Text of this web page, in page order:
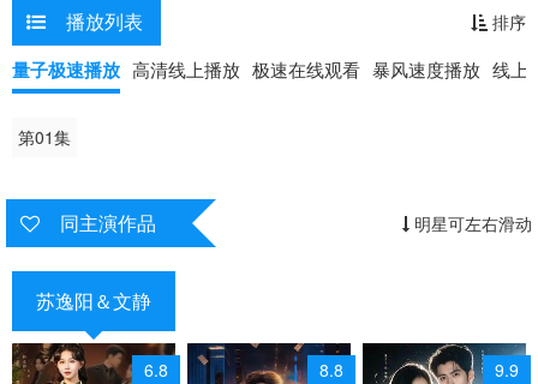
播放列表 排序
量子极速播放 高清线上播放 极速在线观看 暴风速度播放 线上
第01集
同主演作品 明星可左右滑动
苏逸阳＆文静
6.8 8.8 9.9